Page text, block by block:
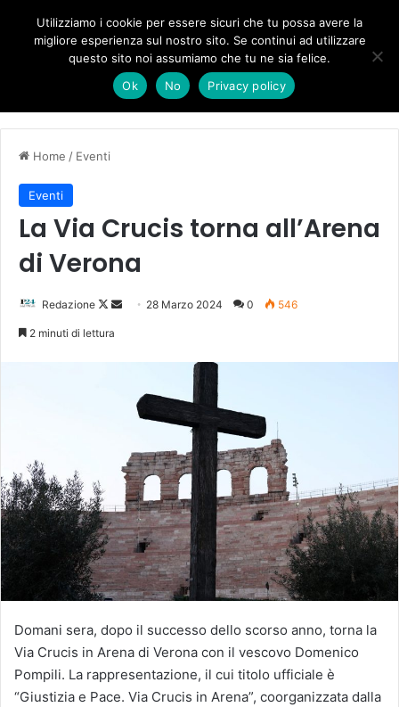
Forza Italia, il legnaghese Donà nella segreteria regionale
Home / Eventi
Eventi
La Via Crucis torna all’Arena
di Verona
Redazione
Follow
Invia 28 Marzo 2024 0 546
2 minuti di lettura
Domani sera, dopo il successo dello scorso anno, torna la
Via Crucis in Arena di Verona con il vescovo Domenico
Pompili. La rappresentazione, il cui titolo ufficiale è
“Giustizia e Pace. Via Crucis in Arena”, coorganizzata dalla
Utilizziamo i cookie per essere sicuri che tu possa avere la
migliore esperienza sul nostro sito. Se continui ad utilizzare
questo sito noi assumiamo che tu ne sia felice.
Ok
No Privacy policy